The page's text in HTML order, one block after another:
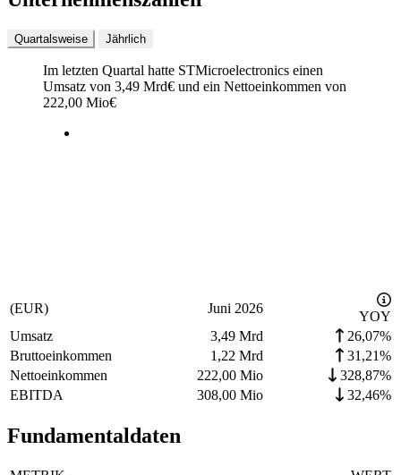
Quartalsweise Jährlich
Im letzten Quartal hatte STMicroelectronics einen
Umsatz von 3,49 Mrd€ und ein Nettoeinkommen von
222,00 Mio€
(EUR) Juni 2026
YOY
Umsatz
3,49 Mrd
26,07%
Bruttoeinkommen
1,22 Mrd
31,21%
Nettoeinkommen
222,00 Mio
328,87%
EBITDA
308,00 Mio 32,46%
Fundamentaldaten